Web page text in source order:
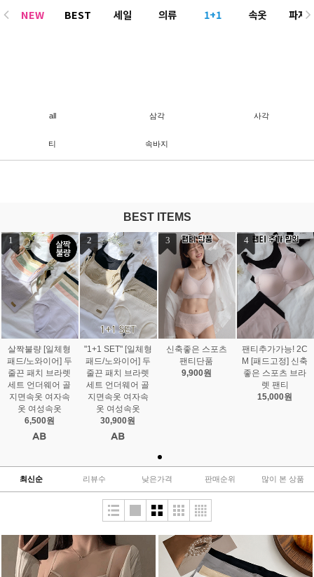
NEW BEST 세일 의류 1+1 속옷
파자
all 삼각 사각
티 속바지
BEST ITEMS
1
살짝불량 [일체형
패드/노와이어] 두
줄끈 패치 브라렛
세트 언더웨어 골
지면속옷 여자속
옷 여성속옷
6,500원
2
"1+1 SET" [일체형
패드/노와이어] 두
줄끈 패치 브라렛
세트 언더웨어 골
지면속옷 여자속
옷 여성속옷
30,900원
3
신축좋은 스포츠
팬티단품
9,900원
4
팬티추가가능! 2C
M [패드고정] 신축
좋은 스포츠 브라
렛 팬티
15,000원
최신순 리뷰수 낮은가격 판매순위 많이 본 상품